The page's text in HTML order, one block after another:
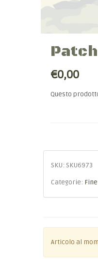
€0,00
Questo
SKU: SKU6973
Categorie:
Articolo al